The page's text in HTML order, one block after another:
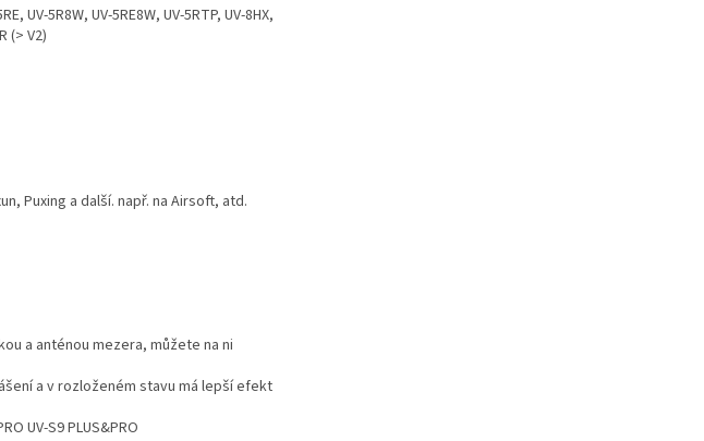
UV-5R8W, UV-5RE8W, UV-5RTP, UV-8HX,
(> V2)
Puxing a další. např. na Airsoft, atd.
a anténou mezera, můžete na ni
a v rozloženém stavu má lepší efekt
UV-S9 PLUS&PRO